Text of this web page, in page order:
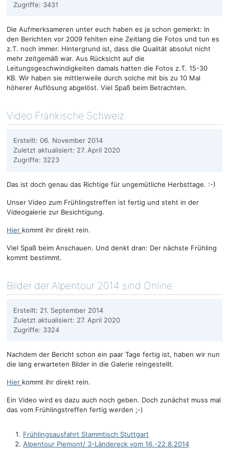
Zugriffe: 3431
Die Aufmerksameren unter euch haben es ja schon gemerkt: In
den Berichten vor 2009 fehlten eine Zeitlang die Fotos und tun es
z.T. noch immer. Hintergrund ist, dass die Qualität absolut nicht
mehr zeitgemäß war. Aus Rücksicht auf die
Leitungsgeschwindigkeiten damals hatten die Fotos z.T. 15-30
KB. Wir haben sie mittlerweile durch solche mit bis zu 10 Mal
höherer Auflösung abgelöst. Viel Spaß beim Betrachten.
Video Fränkische Schweiz
Erstellt: 06. November 2014
Zuletzt aktualisiert: 27. April 2020
Zugriffe: 3223
Das ist doch genau das Richtige für ungemütliche Herbsttage. :-)
Unser Video zum Frühlingstreffen ist fertig und steht in der
Videogalerie zur Besichtigung.
Hier kommt ihr direkt rein.
Viel Spaß beim Anschauen. Und denkt dran: Der nächste Frühling
kommt bestimmt.
Bilder der Alpentour 2014 sind Online
Erstellt: 21. September 2014
Zuletzt aktualisiert: 27. April 2020
Zugriffe: 3324
Nachdem der Bericht schon ein paar Tage fertig ist, haben wir nun
die lang erwarteten Bilder in die Galerie reingestellt.
Hier kommt ihr direkt rein.
Ein Video wird es dazu auch noch geben. Doch zunächst muss mal
das vom Frühlingstreffen fertig werden ;-)
Frühlingsausfahrt Stammtisch Stuttgart
Alpentour Piemont/ 3-Ländereck vom 16.-22.8.2014